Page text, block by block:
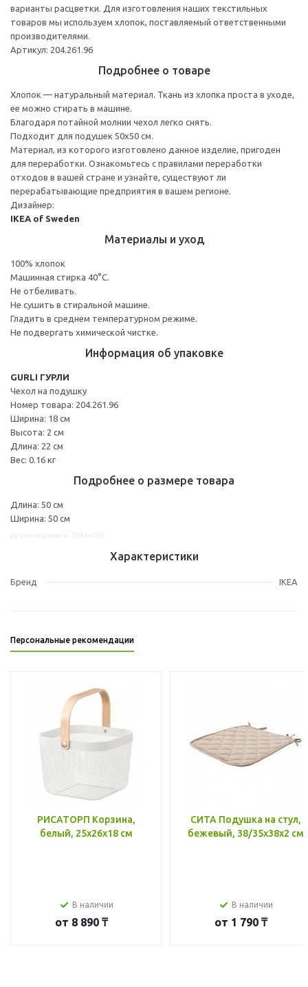
варианты расцветки. Для изготовления наших текстильных
товаров мы используем хлопок, поставляемый ответственными
производителями.
Артикул: 204.261.96
Подробнее о товаре
Хлопок — натуральный материал. Ткань из хлопка проста в уходе,
ее можно стирать в машине.
Благодаря потайной молнии чехол легко снять.
Подходит для подушек 50x50 см.
Материал, из которого изготовлено данное изделие, пригоден
для переработки. Ознакомьтесь с правилами переработки
отходов в вашей стране и узнайте, существуют ли
перерабатывающие предприятия в вашем регионе.
Дизайнер:
IKEA of Sweden
Материалы и уход
100% хлопок
Машинная стирка 40°С.
Не отбеливать.
Не сушить в стиральной машине.
Гладить в среднем температурном режиме.
Не подвергать химической чистке.
Информация об упаковке
GURLI ГУРЛИ
Чехол на подушку
Номер товара: 204.261.96
Ширина: 18 см
Высота: 2 см
Длина: 22 см
Вес: 0.16 кг
Подробнее о размере товара
Длина: 50 см
Ширина: 50 см
Характеристики
Бренд IKEA
Персональные рекомендации
РИСАТОРП Корзина,
белый, 25x26x18 см
В наличии
от 8 890 ₸
СИТА Подушка на стул,
бежевый, 38/35x38x2 см
В наличии
от 1 790 ₸